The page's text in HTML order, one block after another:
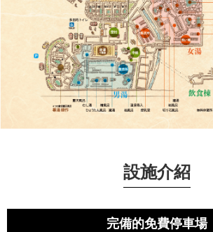
設施介紹
完備的免費停車場